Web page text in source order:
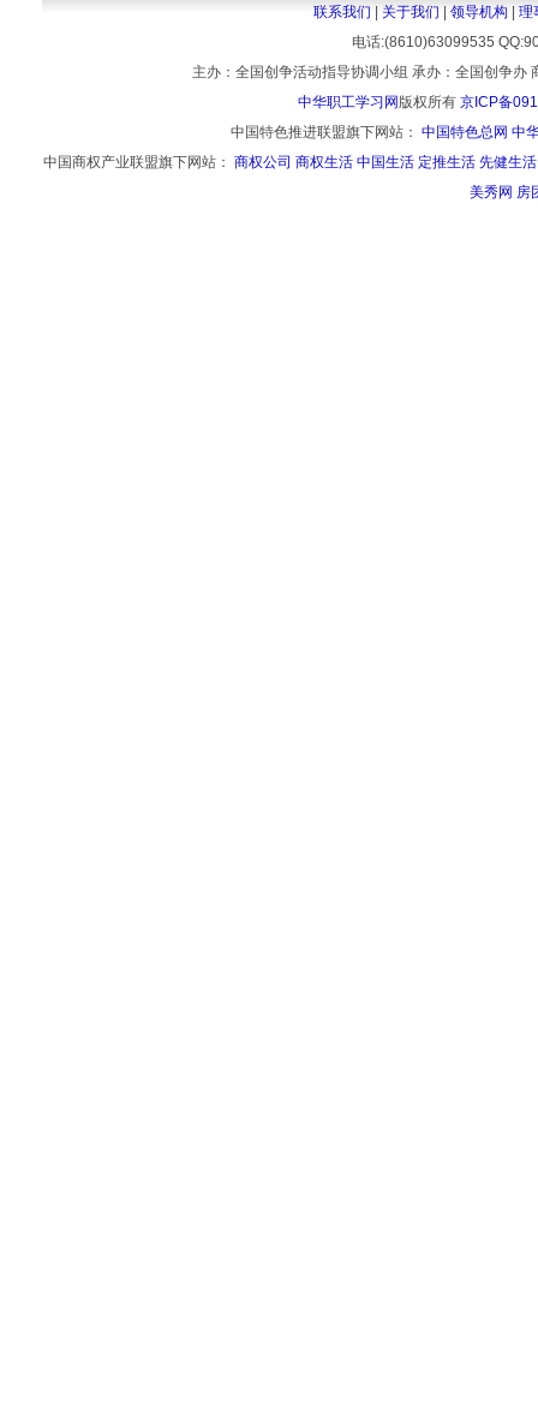
联系我们 关于我们 领导机构
理
电话:(8610)63099535
主办：全国创争活动指导协调小组 承办：全国创争
中华职工学习网 版权所有 京ICP备
中国特色推进联盟旗下网站： 中国特色总网 中
中国商权产业联盟旗下网站： 商权公司 商权生活 中国生活 定推生活 先健生活
美秀网 房